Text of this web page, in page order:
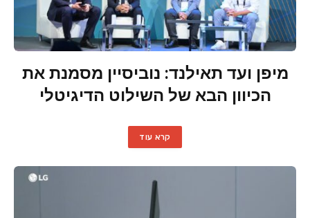
מיפן ועד תאילנד: נוביסיין מסמנת את
הכיוון הבא של השילוט הדיגיטלי
קרא עוד